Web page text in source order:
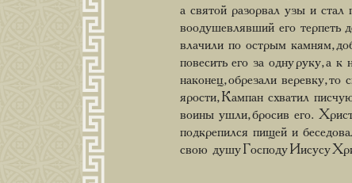
а святой разорвал узы и стал
воодушевлявший его терпеть
влачили по острым камням,
повесить его за одну руку, а
наконец, обрезали веревку,
ярости, Кампан схватил
воины ушли, бросив его.
подкрепился пищей и
свою душу Господу Иисусу